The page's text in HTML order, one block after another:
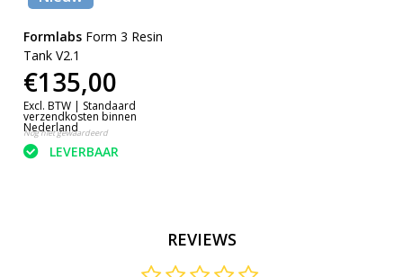
Formlabs Form 3 Resin
Tank V2.1
€135,00
Excl. BTW | Standaard
verzendkosten binnen
Nederland
Nog niet gewaardeerd
LEVERBAAR
REVIEWS